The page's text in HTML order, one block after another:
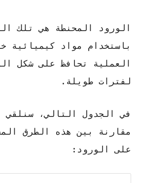
الورود المحنطة هي تلك
باستخدام مواد كيميائية
العملية تحافظ على شكل
لفترات طويلة.
في الجدول التالي، سنلقي
مقارنة بين هذه الطرق
على الورود: